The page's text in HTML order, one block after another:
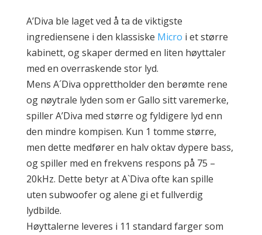
A’Diva ble laget ved å ta de viktigste
ingrediensene i den klassiske Micro i et større
kabinett, og skaper dermed en liten høyttaler
med en overraskende stor lyd.
Mens A´Diva opprettholder den berømte rene
og nøytrale lyden som er Gallo sitt varemerke,
spiller A’Diva med større og fyldigere lyd enn
den mindre kompisen. Kun 1 tomme større,
men dette medfører en halv oktav dypere bass,
og spiller med en frekvens respons på 75 –
20kHz. Dette betyr at A`Diva ofte kan spille
uten subwoofer og alene gi et fullverdig
lydbilde.
Høyttalerne leveres i 11 standard farger som